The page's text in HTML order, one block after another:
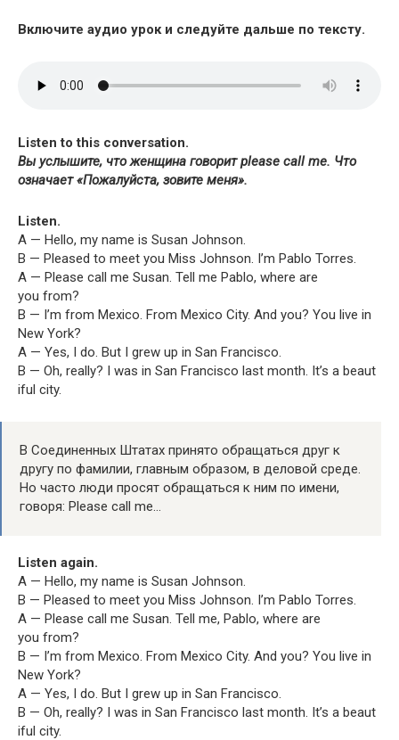
Включите аудио урок и следуйте дальше по тексту.
Lis­ten to this conversation.
Вы услышите, что женщина говорит please call me. Что
означает «Пожалуйста, зовите меня».
Lis­ten.
A — Hel­lo, my name is Susan Johnson.
B — Pleased to meet you Miss John­son. I’m Pablo Torres.
A — Please call me Susan. Tell me Pablo, where are
you from?
B — I’m from Mex­i­co. From Mex­i­co City. And you? You live in
New York?
A — Yes, I do. But I grew up in San Francisco.
B — Oh, real­ly? I was in San Fran­cis­co last month. It’s a beau­t
i­ful city.
В Соединенных Штатах принято обращаться друг к
другу по фамилии, главным образом, в деловой среде.
Но часто люди просят обращаться к ним по имени,
говоря: Please call me…
Lis­ten again.
A — Hel­lo, my name is Susan Johnson.
B — Pleased to meet you Miss John­son. I’m Pablo Torres.
A — Please call me Susan. Tell me, Pablo, where are
you from?
B — I’m from Mex­i­co. From Mex­i­co City. And you? You live in
New York?
A — Yes, I do. But I grew up in San Francisco.
B — Oh, real­ly? I was in San Fran­cis­co last month. It’s a beau­t
i­ful city.